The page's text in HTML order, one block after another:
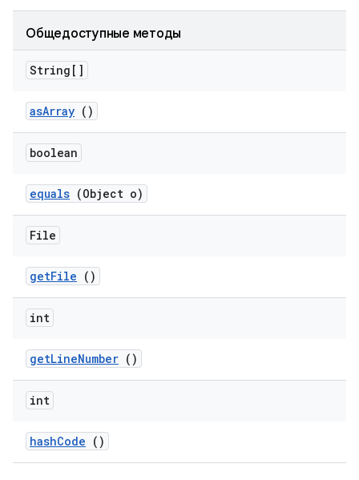
Общедоступные методы
String[]
asArray ()
boolean
equals (Object o)
File
getFile ()
int
getLineNumber ()
int
hashCode ()